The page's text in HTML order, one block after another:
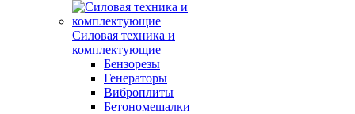
Силовая техника и
комплектующие
Бензорезы
Генераторы
Виброплиты
Бетономешалки